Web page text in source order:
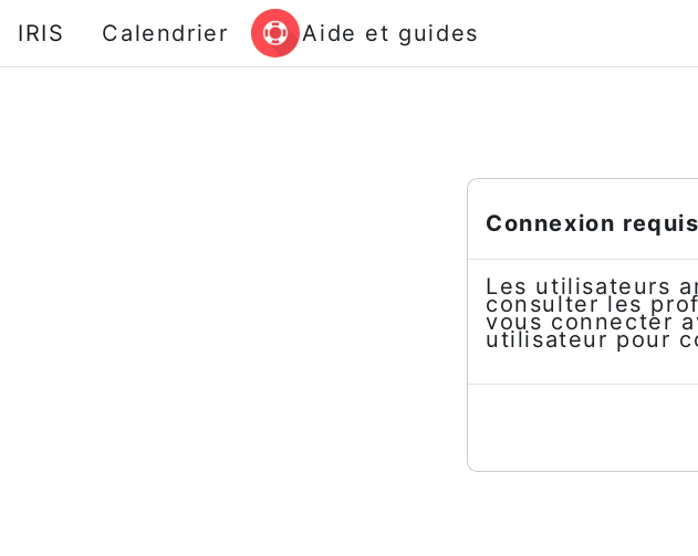
Passer au contenu principal
IRIS
Calendrier Aide et guides
Connexion
Les utilisateurs
consulter les
vous connecter
utilisateur pour